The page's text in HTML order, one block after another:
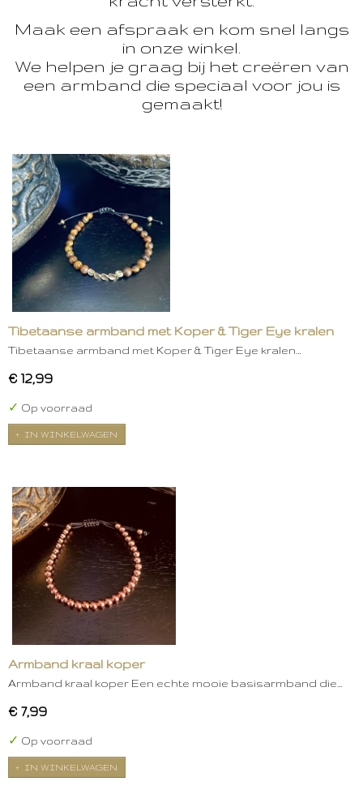
Maak een afspraak en kom snel langs
in onze winkel.
We helpen je graag bij het creëren van
een armband die speciaal voor jou is
gemaakt!
Tibetaanse armband met Koper & Tiger Eye kralen
Tibetaanse armband met Koper & Tiger Eye kralen…
€ 12,99
✓ Op voorraad
IN WINKELWAGEN
Armband kraal koper
Armband kraal koper Een echte mooie basisarmband die…
€ 7,99
✓ Op voorraad
IN WINKELWAGEN